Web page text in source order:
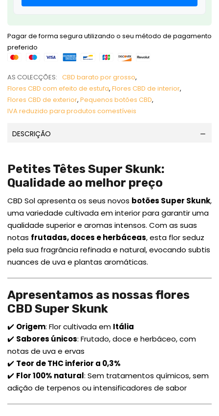
Pagar de forma segura utilizando o seu método de pagamento
preferido
AS COLECÇÕES: CBD barato por grosso,
Flores CBD com efeito de estufa, Flores CBD de interior,
Flores CBD de exterior, Pequenos botões CBD,
IVA reduzido para produtos comestíveis
DESCRIÇÃO
Petites Têtes Super Skunk:
Qualidade ao melhor preço
CBD Sol apresenta os seus novos botões Super Skunk,
uma variedade cultivada em interior para garantir uma
qualidade superior e aromas intensos. Com as suas
notas frutadas, doces e herbáceas, esta flor seduz
pela sua fragrância refinada e natural, evocando subtis
nuances de uva e plantas aromáticas.
Apresentamos as nossas flores
CBD Super Skunk
✔️ Origem: Flor cultivada em Itália
✔️ Sabores únicos: Frutado, doce e herbáceo, com
notas de uva e ervas
✔️ Teor de THC inferior a 0,3%
✔️ Flor 100% natural: Sem tratamentos químicos, sem
adição de terpenos ou intensificadores de sabor